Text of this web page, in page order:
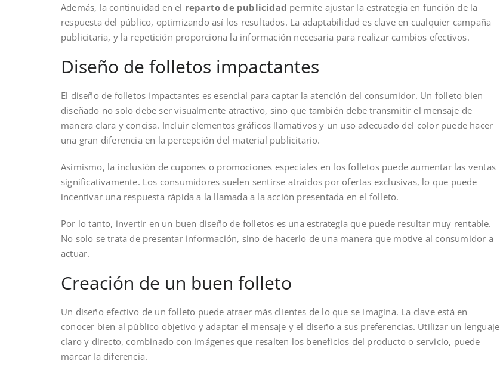
Además, la continuidad en el reparto de publicidad permite ajustar la estrategia en función de la
respuesta del público, optimizando así los resultados. La adaptabilidad es clave en cualquier campaña
publicitaria, y la repetición proporciona la información necesaria para realizar cambios efectivos.
Diseño de folletos impactantes
El diseño de folletos impactantes es esencial para captar la atención del consumidor. Un folleto bien
diseñado no solo debe ser visualmente atractivo, sino que también debe transmitir el mensaje de
manera clara y concisa. Incluir elementos gráficos llamativos y un uso adecuado del color puede hacer
una gran diferencia en la percepción del material publicitario.
Asimismo, la inclusión de cupones o promociones especiales en los folletos puede aumentar las ventas
significativamente. Los consumidores suelen sentirse atraídos por ofertas exclusivas, lo que puede
incentivar una respuesta rápida a la llamada a la acción presentada en el folleto.
Por lo tanto, invertir en un buen diseño de folletos es una estrategia que puede resultar muy rentable.
No solo se trata de presentar información, sino de hacerlo de una manera que motive al consumidor a
actuar.
Creación de un buen folleto
Un diseño efectivo de un folleto puede atraer más clientes de lo que se imagina. La clave está en
conocer bien al público objetivo y adaptar el mensaje y el diseño a sus preferencias. Utilizar un lenguaje
claro y directo, combinado con imágenes que resalten los beneficios del producto o servicio, puede
marcar la diferencia.